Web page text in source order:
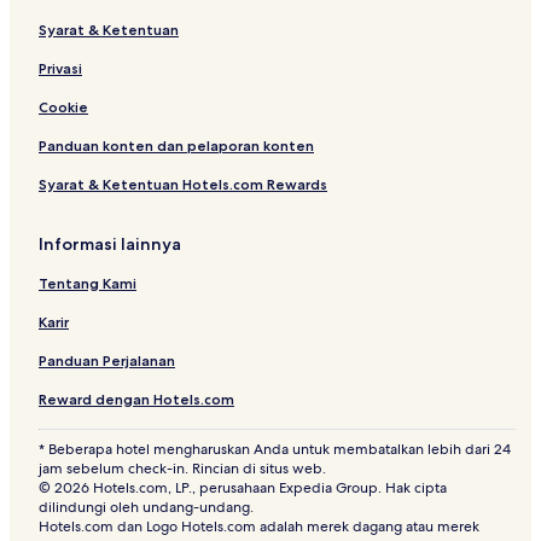
o
n
Syarat & Ketentuan
Privasi
Cookie
Panduan konten dan pelaporan konten
Syarat & Ketentuan Hotels.com Rewards
Informasi lainnya
Tentang Kami
Karir
Panduan Perjalanan
Reward dengan Hotels.com
* Beberapa hotel mengharuskan Anda untuk membatalkan lebih dari 24
jam sebelum check-in. Rincian di situs web.
© 2026 Hotels.com, LP., perusahaan Expedia Group. Hak cipta
dilindungi oleh undang-undang.
Hotels.com dan Logo Hotels.com adalah merek dagang atau merek